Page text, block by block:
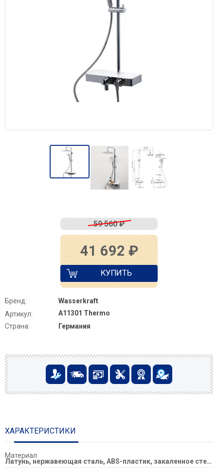
59 560₽
41 692 ₽
КУПИТЬ
Бренд:
Wasserkraft
Артикул:
A11301 Thermo
Страна:
Германия
ХАРАКТЕРИСТИКИ
Материал
Латунь, нержавеющая сталь, ABS-пластик, закаленное стекло